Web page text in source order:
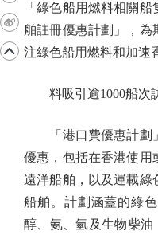
「綠色船用燃料相關
舶註冊優惠計劃」，為
注綠色船用燃料和加速
料吸引逾1000船次
「港口費優惠計劃
優惠，包括在香港使用
遠洋船舶，以及運載綠
船舶。計劃涵蓋的綠
醇、氨、氫及生物柴油